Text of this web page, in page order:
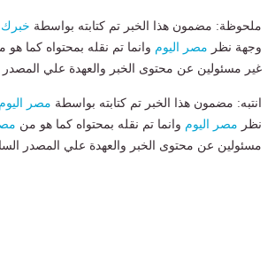
ملحوظة: مضمون هذا الخبر تم كتابته بواسطة
وجهة نظر مصر اليوم وانما تم نقله بمحتواه كما هو
غير مسئولين عن محتوى الخبر والعهدة علي المصدر
انتبه: مضمون هذا الخبر تم كتابته بواسطة مصر اليوم
نظر مصر اليوم وانما تم نقله بمحتواه كما هو من
مسئولين عن محتوى الخبر والعهدة علي المصدر